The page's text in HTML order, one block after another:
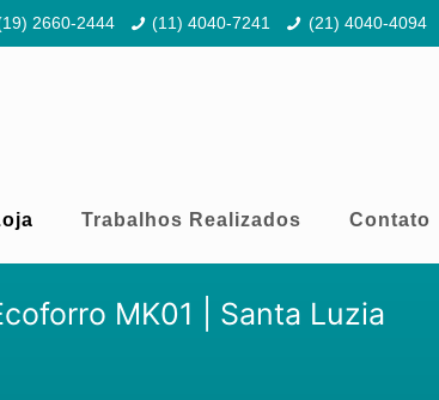
2660-2444 (11) 4040-7241 (21) 4040-4094
Trabalhos Realizados Contato
MK01 | Santa Luzia